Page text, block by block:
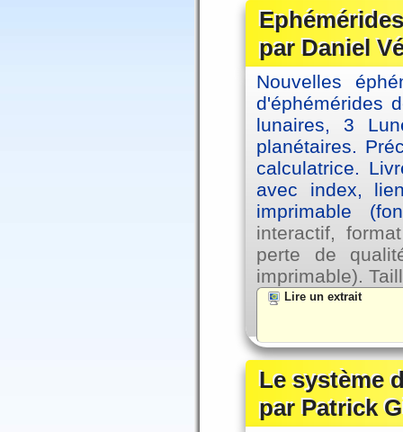
par Daniel
Nouvelles
d'éphémérides
lunaires, 3
planétaires.
calculatrice.
avec index,
imprimable
interactif,
perte de
imprimable).
Lire un extrait
Le système
par Patrick